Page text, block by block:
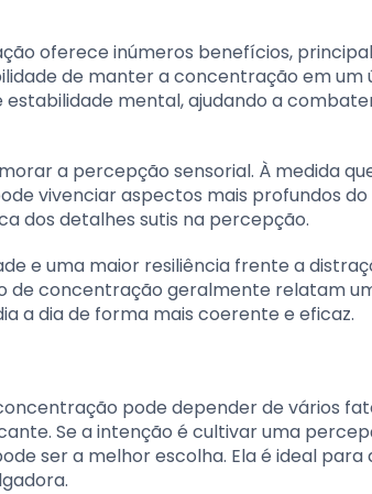
oferece inúmeros benefícios,
de manter a concentração em um
mental, ajudando a
a percepção sensorial. À medida
vivenciar aspectos mais profundos
dos detalhes sutis na percepção.
e uma maior resiliência frente a
de concentração geralmente relatam
a dia de forma mais coerente e eficaz.
pode depender de vários
Se a intenção é cultivar uma
ser a melhor escolha. Ela é ideal para